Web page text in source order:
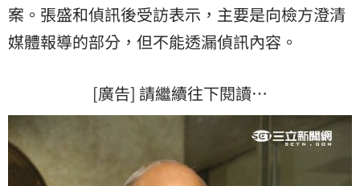
案。張盛和偵訊後受訪表示，主要是向檢方澄清
媒體報導的部分，但不能透漏偵訊內容。
[廣告] 請繼續往下閱讀…